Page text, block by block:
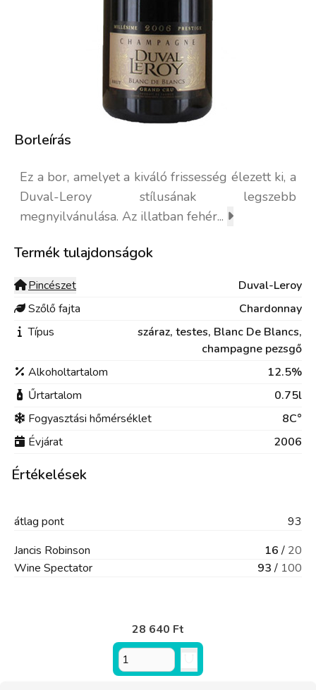
Borleírás
Ez a bor, amelyet a kiváló frissesség élezett ki, a
Duval-Leroy stílusának legszebb
megnyilvánulása. Az illatban fehér...
Termék tulajdonságok
Pincészet
Duval-Leroy
Szőlő fajta
Chardonnay
Típus
száraz, testes, Blanc De Blancs,
champagne pezsgő
Alkoholtartalom
12.5%
Űrtartalom
0.75l
Fogyasztási hőmérséklet
8C°
Évjárat
2006
Értékelések
átlag pont
93
Jancis Robinson
16 / 20
Wine Spectator
93 / 100
28 640 Ft